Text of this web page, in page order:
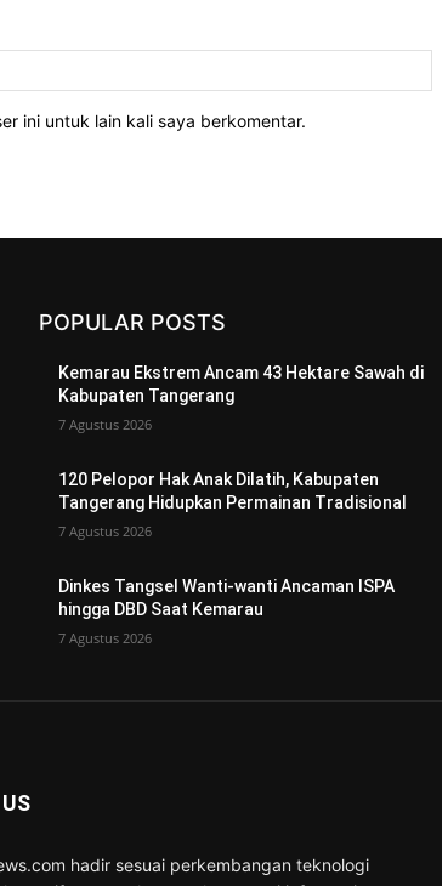
ini untuk lain kali saya berkomentar.
POPULAR POSTS
Kemarau Ekstrem Ancam 43 Hektare Sawah di
Kabupaten Tangerang
7 Agustus 2026
120 Pelopor Hak Anak Dilatih, Kabupaten
Tangerang Hidupkan Permainan Tradisional
7 Agustus 2026
Dinkes Tangsel Wanti-wanti Ancaman ISPA
hingga DBD Saat Kemarau
7 Agustus 2026
hadir sesuai perkembangan teknologi